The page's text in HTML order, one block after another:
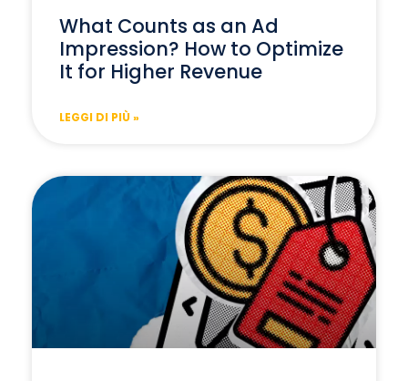
What Counts as an Ad
Impression? How to Optimize
It for Higher Revenue
LEGGI DI PIÙ »